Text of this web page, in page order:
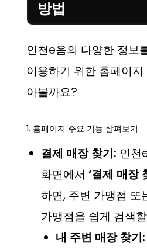
방법
인천e음의 다양한 정보
이용하기 위한 홈페이
아볼까요?
1. 홈페이지 주요 기능 살펴보기
결제 매장 찾기: 인천
화면에서 ‘결제 매장
하면, 주변 가맹점 또
가맹점을 쉽게 검색
내 주변 매장 찾기: